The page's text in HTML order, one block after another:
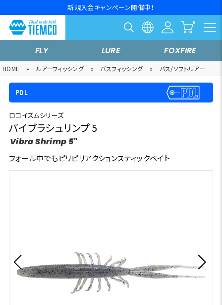
新規入会キャンペーン開催中！
FLY LURE FOXFIRE
HOME » ルアーフィッシング » バスフィッシング » バス/ソフトルアー
PDL
ロコイズムシリーズ
バイブラシュリンプ 5
Vibra Shrimp 5"
フォール中でもピリピリアクションスティックベイト